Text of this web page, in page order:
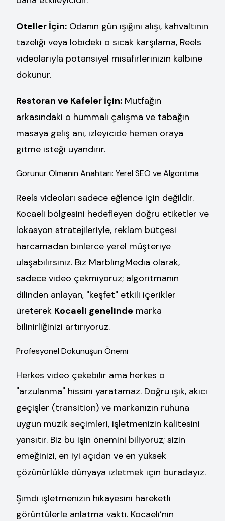
Oteller İçin: Odanın gün ışığını alışı, kahvaltının
tazeliği veya lobideki o sıcak karşılama, Reels
videolarıyla potansiyel misafirlerinizin kalbine
dokunur.
Restoran ve Kafeler İçin: Mutfağın
arkasındaki o hummalı çalışma ve tabağın
masaya geliş anı, izleyicide hemen oraya
gitme isteği uyandırır.
Görünür Olmanın Anahtarı: Yerel SEO ve Algoritma
Reels videoları sadece eğlence için değildir.
Kocaeli bölgesini hedefleyen doğru etiketler ve
lokasyon stratejileriyle, reklam bütçesi
harcamadan binlerce yerel müşteriye
ulaşabilirsiniz. Biz MarblingMedia olarak,
sadece video çekmiyoruz; algoritmanın
dilinden anlayan, "keşfet" etkili içerikler
üreterek Kocaeli genelinde marka
bilinirliğinizi artırıyoruz.
Profesyonel Dokunuşun Önemi
Herkes video çekebilir ama herkes o
"arzulanma" hissini yaratamaz. Doğru ışık, akıcı
geçişler (transition) ve markanızın ruhuna
uygun müzik seçimleri, işletmenizin kalitesini
yansıtır. Biz bu işin önemini biliyoruz; sizin
emeğinizi, en iyi açıdan ve en yüksek
çözünürlükle dünyaya izletmek için buradayız.
Şimdi işletmenizin hikayesini hareketli
görüntülerle anlatma vakti. Kocaeli’nin